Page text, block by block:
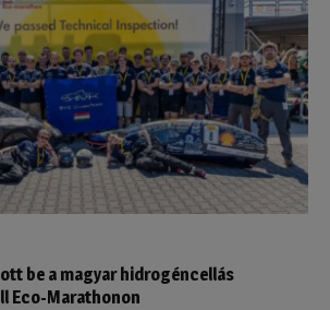
be a magyar hidrogéncellás
Eco-Marathonon